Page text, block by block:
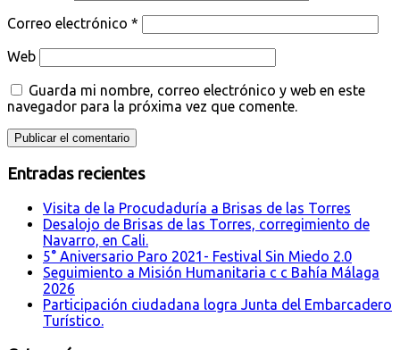
Correo electrónico *
Web
Guarda mi nombre, correo electrónico y web en este
navegador para la próxima vez que comente.
Entradas recientes
Visita de la Procudaduría a Brisas de las Torres
Desalojo de Brisas de las Torres, corregimiento de
Navarro, en Cali.
5° Aniversario Paro 2021- Festival Sin Miedo 2.0
Seguimiento a Misión Humanitaria c c Bahía Málaga
2026
Participación ciudadana logra Junta del Embarcadero
Turístico.